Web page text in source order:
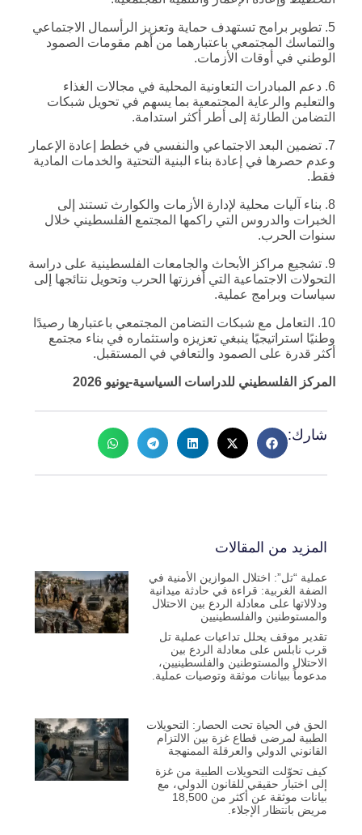
5. تطوير برامج تستهدف حماية وتعزيز الرأسمال الاجتماعي
والتماسك المجتمعي باعتبارهما من أهم مقومات الصمود
الوطني في أوقات الأزمات.
6. دعم المبادرات التعاونية المحلية في مجالات الغذاء
والتعليم والرعاية المجتمعية بما يسهم في تحويل شبكات
التضامن الطارئة إلى أطر أكثر استدامة.
7. تضمين البعد الاجتماعي والنفسي في خطط إعادة الإعمار
وعدم حصرها في إعادة بناء البنية التحتية والخدمات المادية
فقط.
8. بناء آليات محلية لإدارة الأزمات والكوارث تستند إلى
الخبرات والدروس التي راكمها المجتمع الفلسطيني خلال
سنوات الحرب.
9. تشجيع مراكز الأبحاث والجامعات الفلسطينية على دراسة
التحولات الاجتماعية التي أفرزتها الحرب وتحويل نتائجها إلى
سياسات وبرامج عملية.
10. التعامل مع شبكات التضامن المجتمعي باعتبارها رصيدًا
وطنيًا استراتيجيًا ينبغي تعزيزه واستثماره في بناء مجتمع
أكثر قدرة على الصمود والتعافي في المستقبل.
المركز الفلسطيني للدراسات السياسية-يونيو 2026
شارك:
المزيد من المقالات
عملية “تل”: اختلال الموازين الأمنية في
الضفة الغربية: قراءة في حادثة ميدانية
ودلالاتها على معادلة الردع بين الاحتلال
والمستوطنين والفلسطينيين
تقدير موقف يحلل تداعيات عملية تل
قرب نابلس على معادلة الردع بين
الاحتلال والمستوطنين والفلسطينيين،
مدعوماً ببيانات موثقة وتوصيات عملية.
الحق في الحياة تحت الحصار: التحويلات
الطبية لمرضى قطاع غزة بين الالتزام
القانوني الدولي والعرقلة الممنهجة
كيف تحوّلت التحويلات الطبية من غزة
إلى اختبار حقيقي للقانون الدولي، مع
بيانات موثقة عن أكثر من 18,500
مريض بانتظار الإجلاء.